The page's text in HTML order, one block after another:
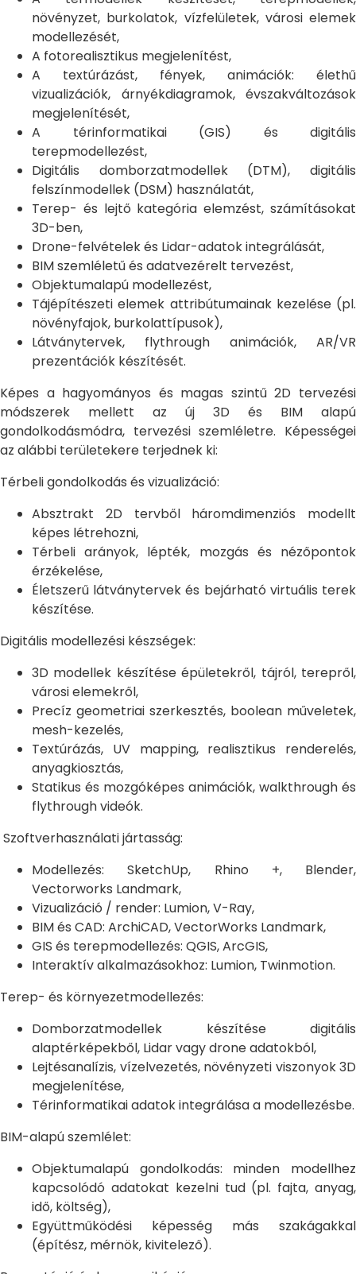
növényzet, burkolatok, vízfelületek, városi elemek
modellezését,
A fotorealisztikus megjelenítést,
A textúrázást, fények, animációk: élethű
vizualizációk, árnyékdiagramok, évszakváltozások
megjelenítését,
A térinformatikai (GIS) és digitális
terepmodellezést,
Digitális domborzatmodellek (DTM), digitális
felszínmodellek (DSM) használatát,
Terep- és lejtő kategória elemzést, számításokat
3D-ben,
Drone-felvételek és Lidar-adatok integrálását,
BIM szemléletű és adatvezérelt tervezést,
Objektumalapú modellezést,
Tájépítészeti elemek attribútumainak kezelése (pl.
növényfajok, burkolattípusok),
Látványtervek, flythrough animációk, AR/VR
prezentációk készítését.
Képes a hagyományos és magas szintű 2D tervezési
módszerek mellett az új 3D és BIM alapú
gondolkodásmódra, tervezési szemléletre. Képességei
az alábbi területekere terjednek ki:
Térbeli gondolkodás és vizualizáció:
Absztrakt 2D tervből háromdimenziós modellt
képes létrehozni,
Térbeli arányok, lépték, mozgás és nézőpontok
érzékelése,
Életszerű látványtervek és bejárható virtuális terek
készítése.
Digitális modellezési készségek:
3D modellek készítése épületekről, tájról, terepről,
városi elemekről,
Precíz geometriai szerkesztés, boolean műveletek,
mesh-kezelés,
Textúrázás, UV mapping, realisztikus renderelés,
anyagkiosztás,
Statikus és mozgóképes animációk, walkthrough és
flythrough videók.
Szoftverhasználati jártasság:
Modellezés: SketchUp, Rhino +, Blender,
Vectorworks Landmark,
Vizualizáció / render: Lumion, V-Ray,
BIM és CAD: ArchiCAD, VectorWorks Landmark,
GIS és terepmodellezés: QGIS, ArcGIS,
Interaktív alkalmazásokhoz: Lumion, Twinmotion.
Terep- és környezetmodellezés:
Domborzatmodellek készítése digitális
alaptérképekből, Lidar vagy drone adatokból,
Lejtésanalízis, vízelvezetés, növényzeti viszonyok 3D
megjelenítése,
Térinformatikai adatok integrálása a modellezésbe.
BIM-alapú szemlélet:
Objektumalapú gondolkodás: minden modellhez
kapcsolódó adatokat kezelni tud (pl. fajta, anyag,
idő, költség),
Együttműködési képesség más szakágakkal
(építész, mérnök, kivitelező).